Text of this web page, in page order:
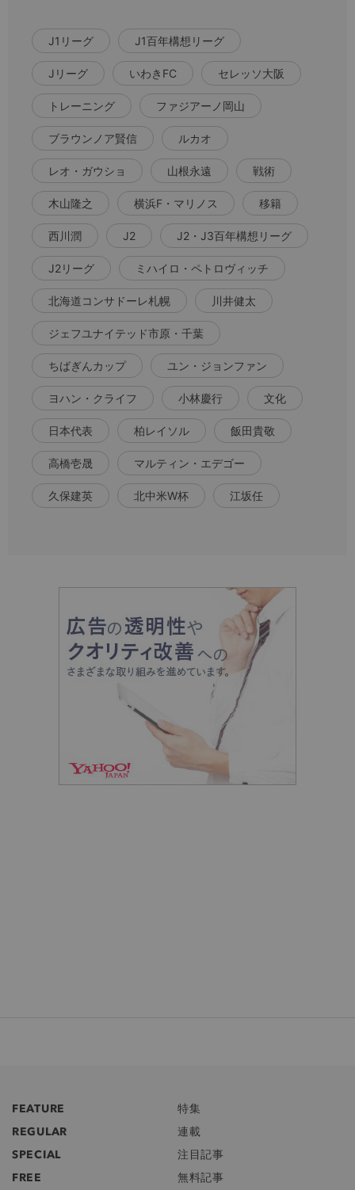
J1リーグ J1百年構想リーグ
Jリーグ いわきFC セレッソ大阪
トレーニング ファジアーノ岡山
ブラウンノア賢信 ルカオ
レオ・ガウショ 山根永遠 戦術
木山隆之 横浜F・マリノス 移籍
西川潤 J2 J2・J3百年構想リーグ
J2リーグ ミハイロ・ペトロヴィッチ
北海道コンサドーレ札幌 川井健太
ジェフユナイテッド市原・千葉
ちばぎんカップ ユン・ジョンファン
ヨハン・クライフ 小林慶行 文化
日本代表 柏レイソル 飯田貴敬
高橋壱晟 マルティン・エデゴー
久保建英 北中米W杯 江坂任
FEATURE
特集
REGULAR
連載
SPECIAL
注目記事
FREE
無料記事